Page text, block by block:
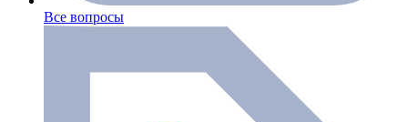
Все вопросы